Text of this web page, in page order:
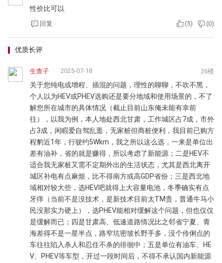
性价比可以
回复 (5) (0)
优质长评
生查子 2025-07-18 26楼
关于您纯电或增程、插混的问题，理性的聊聊，不吹不黑，
个人以为HEV或PHEV选购还是要分地域和使用场景的，不了
解您所在城市的具体情况（截止目前山东俺未能有幸前
往），以我为例，本人地处西北甘肃，工作城区占7成，市外
占3成，闲睱爱自驾乱逛，无家桩但商桩便利，我目前已购方
程豹近1年，行驶约5Wkm，我之所以这么选，一来是单位出
差有油补，省的就是赚得，所以考虑了新能源；二是HEV不
适合我无家桩又需不定期外出的生活状态，尤其是西北离开
城区补电有点麻烦，比不得南方或高GDP省份；三是西北地
域相对较大些，选HEV吧就得上大容量电池，冬季确实有点
牙痒（当前不是没技术，是新技术目前太TM贵，普通牛马小
民没那实力硬上），选PHEV能相对缓解这个问题，但也仅仅
是缓解而已；四是甘肃高、低速道路情况比之邻省宁夏、青
海差得不是一星半点，路窄坑密坡长野手多，没个伶俐点的
车往往陷入杀人和忍住不杀的徘徊中；五是单位有油车、HE
V、PHEV等车型，开过一段时间后，不得不承认国内新能源